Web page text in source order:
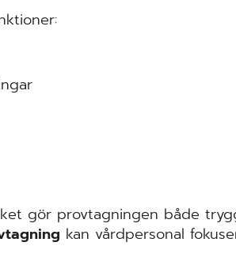
gör provtagningen både
kan vårdpersonal